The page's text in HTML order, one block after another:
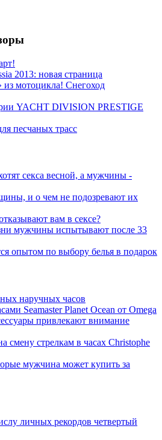
2013: новая страница
из мотоцикла! Снегоход
YACHT DIVISION PRESTIGE
песчаных трасс
секса весной, а мужчины -
и о чем не подозревают их
вам в сексе?
мужчины испытывают после 33
опытом по выбору белья в подарок
наручных часов
Seamaster Planet Ocean от Omega
привлекают внимание
стрелкам в часах Christophe
мужчина может купить за
личных рекордов четвертый